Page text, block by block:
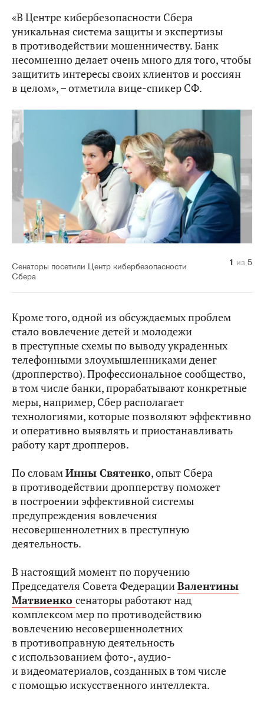
«В Центре кибербезопасности Сбера
уникальная система защиты и экспертизы
в противодействии мошенничеству. Банк
несомненно делает очень много для того, чтобы
защитить интересы своих клиентов и россиян
в целом», – отметила вице-спикер СФ.
Сенаторы посетили Центр кибербезопасности
Сбера
1 из 5
2 из 5
3 из 5
4 из 5
5 из 5
Кроме того, одной из обсуждаемых проблем
стало вовлечение детей и молодежи
в преступные схемы по выводу украденных
телефонными злоумышленниками денег
(дропперство). Профессиональное сообщество,
в том числе банки, прорабатывают конкретные
меры, например, Сбер располагает
технологиями, которые позволяют эффективно
и оперативно выявлять и приостанавливать
работу карт дропперов.
По словамИнны Святенко, опыт Сбера
в противодействии дропперству поможет
в построении эффективной системы
предупреждения вовлечения
несовершеннолетних в преступную
деятельность.
В настоящий момент по поручению
Председателя Совета ФедерацииВалентины
Матвиенко сенаторы работают над
комплексом мер по противодействию
вовлечению несовершеннолетних
в противоправную деятельность
с использованием фото-, аудио-
и видеоматериалов, созданных в том числе
с помощью искусственного интеллекта.